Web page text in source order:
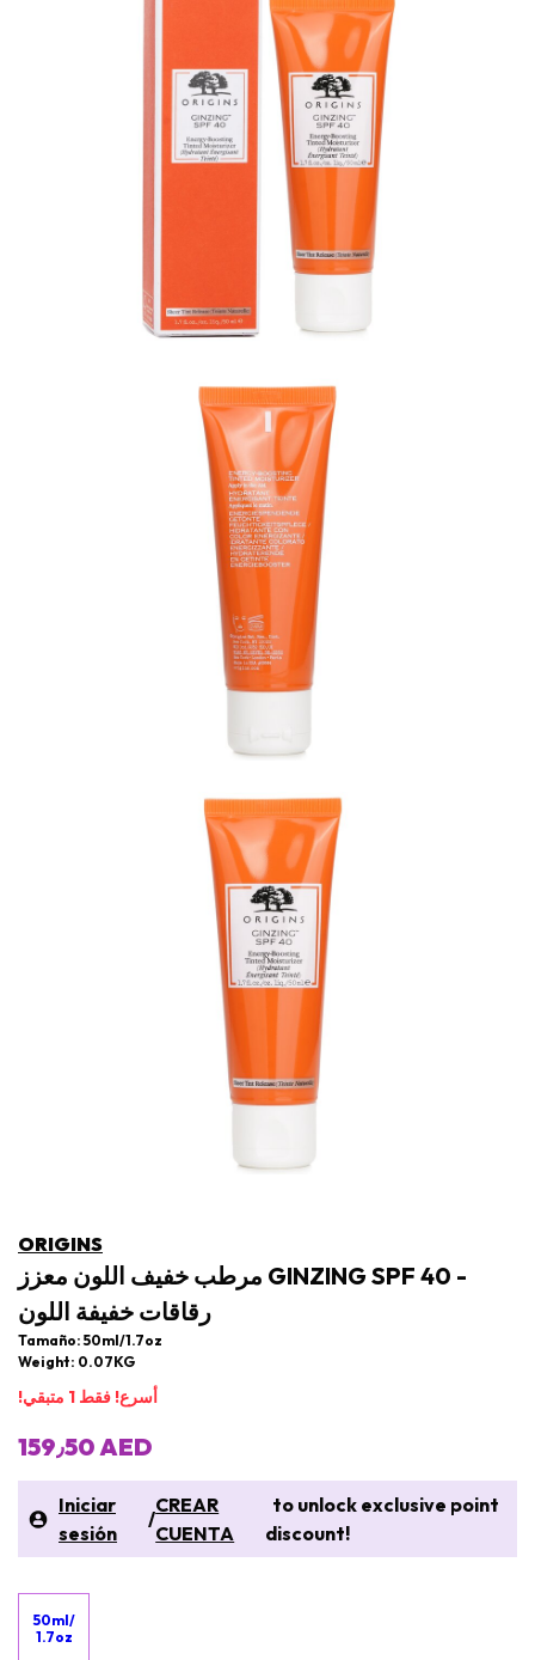
ORIGINS
مرطب خفيف اللون معزز GINZING SPF 40 -
رقاقات خفيفة اللون
Tamaño: 50ml/1.7oz
Weight: 0.07KG
!أسرع! فقط 1 متبقي
159٫50 AED
Iniciar
sesión
/
CREAR
CUENTA
to unlock exclusive point
discount!
50ml/
1.7oz